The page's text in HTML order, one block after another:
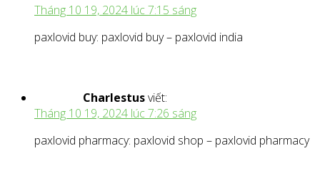
Tháng 10 19, 2024 lúc 7:15 sáng
paxlovid buy: paxlovid buy – paxlovid india
Charlestusviết:
Tháng 10 19, 2024 lúc 7:26 sáng
paxlovid pharmacy: paxlovid shop – paxlovid pharmacy